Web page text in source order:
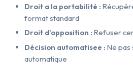
Droit a la portabilité :
format standard
Droit d'opposition : Refuser
Décision automatisee : Ne pas
automatique